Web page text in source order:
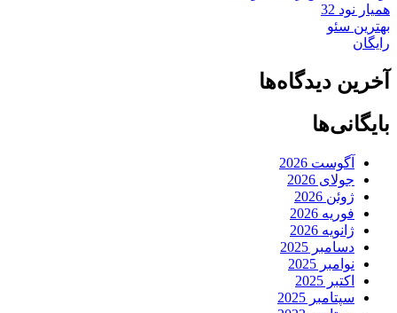
همیار نود 32
بهترین سئو
رایگان
آخرین دیدگاه‌ها
بایگانی‌ها
آگوست 2026
جولای 2026
ژوئن 2026
فوریه 2026
ژانویه 2026
دسامبر 2025
نوامبر 2025
اکتبر 2025
سپتامبر 2025